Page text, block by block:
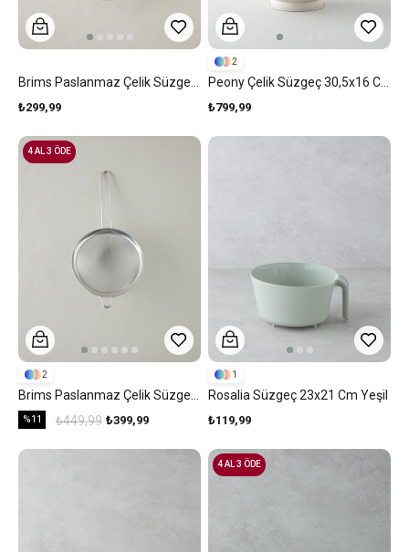
₺299,99 ₺799,99
2
%11 ₺399,99
₺449,99
2
4 AL 3 ÖDE
Rosalia Süzgeç 23x21 Cm Yeşil
₺119,99
1
4 AL 3 ÖDE